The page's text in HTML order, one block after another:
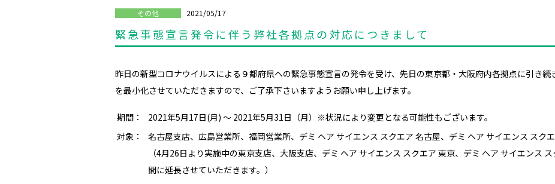
その他 2021/05/17
緊急事態宣言発令に伴う弊社各拠点の対応につきまして
昨日の新型コロナウイルスによる９都府県への緊急事態宣言の発令を受け、 先日の東京都・大阪府内各拠点に引き続
を最小化させていただきますので、ご了承下さいますようお願い申し上げます。
期間：
2021年5月17日(月) ～ 2021年5月31日（月）※状況により変更となる可能性もございます。
対象：
名古屋支店、広島営業所、福岡営業所、デミ ヘア サイエンス スクエア 名古屋、デミ ヘア サイエンス スク
（4月26日より実施中の東京支店、大阪支店、デミ ヘア サイエンス スクエア 東京、デミ ヘア サイエンス
間に延長させていただきます。）